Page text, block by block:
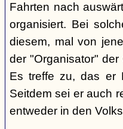
Fahrten nach
organisiert. Bei
diesem, mal von
der "Organisator"
Es treffe zu, das er
Seitdem sei er auch
entweder in den